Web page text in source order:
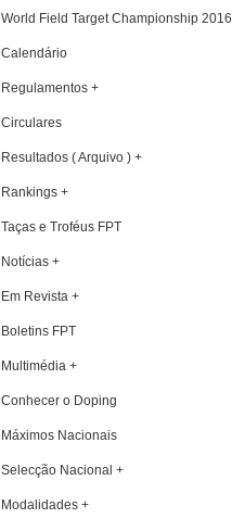
World Field Target Championship 2016
Calendário
Regulamentos +
Circulares
Resultados ( Arquivo ) +
Rankings +
Taças e Troféus FPT
Notícias +
Em Revista +
Boletins FPT
Multimédia +
Conhecer o Doping
Máximos Nacionais
Selecção Nacional +
Modalidades +